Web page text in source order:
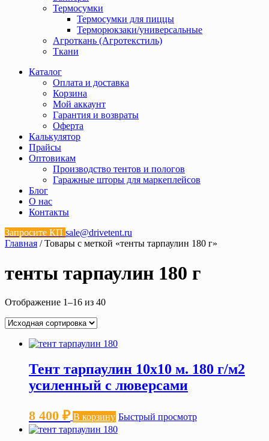
Термосумки
Термосумки для пиццы
Терморюкзаки/универсальные
Агроткань (Агротекстиль)
Ткани
Каталог
Оплата и доставка
Корзина
Мой аккаунт
Гарантия и возвраты
Оферта
Калькулятор
Прайсы
Оптовикам
Производство тентов и пологов
Гаражные шторы для маркеплейсов
Блог
О нас
Контакты
Запросите КП sale@drivetent.ru
Главная / Товары с меткой «тенты тарпаулин 180 г»
тенты тарпаулин 180 г
Отображение 1–16 из 40
Тент тарпаулин 10х10 м. 180 г/м2
усиленный с люверсами
8 400 ₽ В корзину Быстрый просмотр